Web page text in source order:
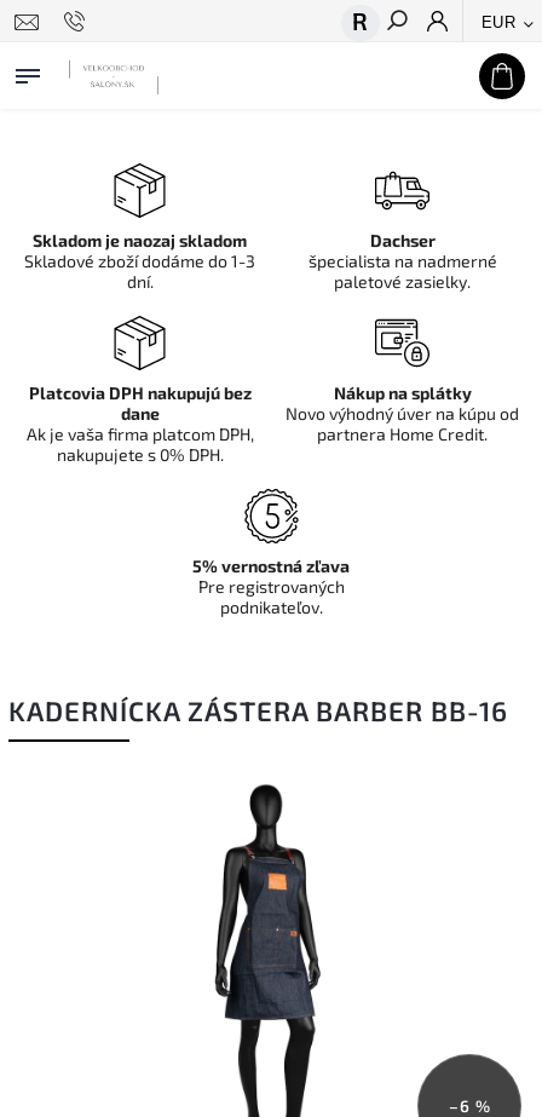
EUR
Hľadať
KADERNÍCKA ZÁSTERA BARBER BB-16
–6 %
Skladom je naozaj skladom
Skladové zboží dodáme do 1-3
dní.
Dachser
špecialista na nadmerné
paletové zasielky.
Platcovia DPH nakupujú bez
dane
Ak je vaša firma platcom DPH,
nakupujete s 0% DPH.
Nákup na splátky
Novo výhodný úver na kúpu od
partnera Home Credit.
5% vernostná zľava
Pre registrovaných
podnikateľov.